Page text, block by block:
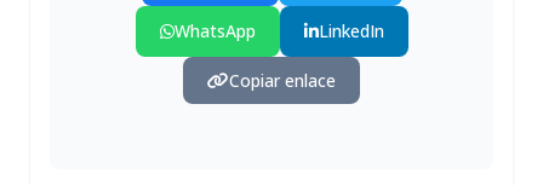
WhatsApp LinkedIn
Copiar enlace